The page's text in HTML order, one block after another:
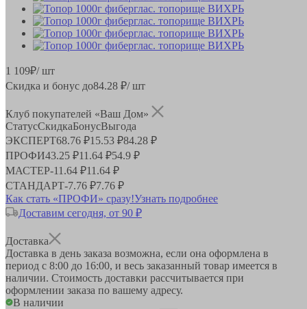
1 109₽/ шт
Скидка и бонус до84.28 ₽/ шт
Клуб покупателей «Ваш Дом»
СтатусСкидкаБонусВыгода
ЭКСПЕРТ68.76 ₽15.53 ₽84.28 ₽
ПРОФИ43.25 ₽11.64 ₽54.9 ₽
МАСТЕР-11.64 ₽11.64 ₽
СТАНДАРТ-7.76 ₽7.76 ₽
Как стать «ПРОФИ» сразу!Узнать подробнее
Доставим сегодня, от 90 ₽
Доставка
Доставка в день заказа возможна, если она оформлена в
период с 8:00 до 16:00, и весь заказанный товар имеется в
наличии. Стоимость доставки рассчитывается при
оформлении заказа по вашему адресу.
В наличии